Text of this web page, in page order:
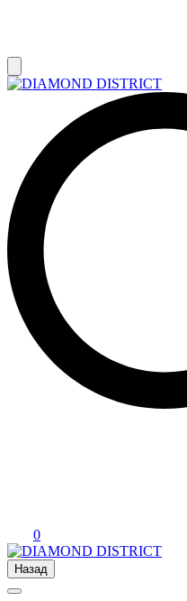
0
Назад